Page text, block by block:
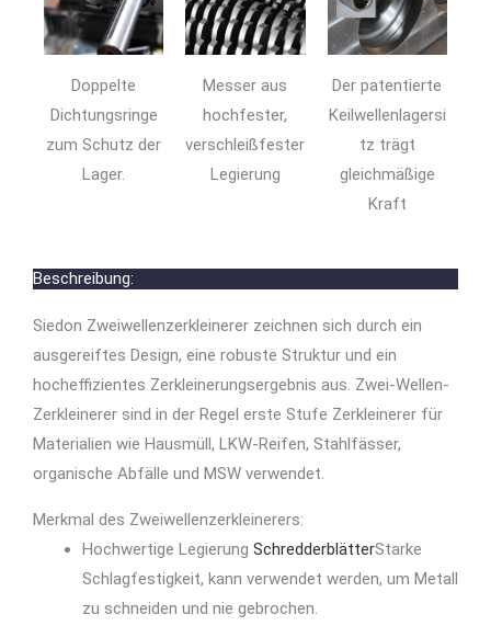
Doppelte
Dichtungsringe
zum Schutz der
Lager.
Messer aus
hochfester,
verschleißfester
Legierung
Der patentierte
Keilwellenlagersi
tz trägt
gleichmäßige
Kraft
Beschreibung:
Siedon Zweiwellenzerkleinerer zeichnen sich durch ein
ausgereiftes Design, eine robuste Struktur und ein
hocheffizientes Zerkleinerungsergebnis aus. Zwei-Wellen-
Zerkleinerer sind in der Regel erste Stufe Zerkleinerer für
Materialien wie Hausmüll, LKW-Reifen, Stahlfässer,
organische Abfälle und MSW verwendet.
Merkmal des Zweiwellenzerkleinerers:
Hochwertige Legierung SchredderblätterStarke
Schlagfestigkeit, kann verwendet werden, um Metall
zu schneiden und nie gebrochen.